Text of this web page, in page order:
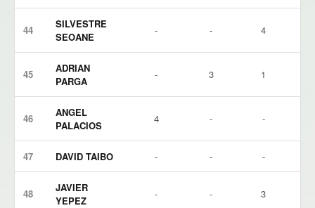
44
SILVESTRE
SEOANE
- - 4
45
ADRIAN
PARGA
- 3 1
46
ANGEL
PALACIOS
4 - -
47 DAVID TAIBO - - -
48
JAVIER
YEPEZ
- - 3